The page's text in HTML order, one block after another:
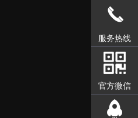
服务热线
官方微信